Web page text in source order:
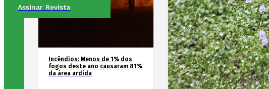
Assinar Revista
Incêndios: Menos de 1% dos
fogos deste ano causaram 81%
da área ardida